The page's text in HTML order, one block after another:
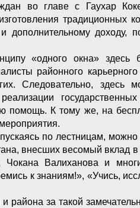
во главе с Гаухар
традиционных
дополнительному доходу,
«одного окна» здесь
районного
Следовательно, здесь
помощь. К тому же, на
по лестницам,
внесших весомый вклад в
Чокана Валиханова и
к знаниям!», «Учись,
района за такой